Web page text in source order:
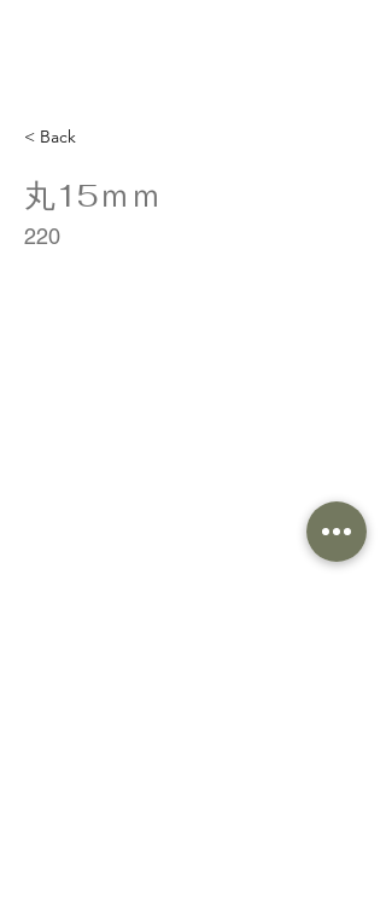
< Back
丸15ｍｍ
220